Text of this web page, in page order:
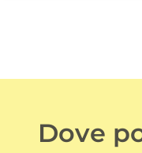
Dove